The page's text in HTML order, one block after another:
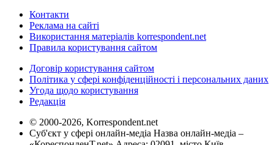
Контакти
Реклама на сайті
Використання матеріалів korrespondent.net
Правила користування сайтом
Договір користування сайтом
Політика у сфері конфіденційності і персональних даних
Угода щодо користування
Редакція
© 2000-2026, Korrespondent.net
Суб'єкт у сфері онлайн-медіа Назва онлайн-медіа –